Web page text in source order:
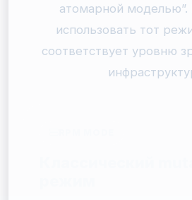
атомарной
использовать тот
соответствует уровню